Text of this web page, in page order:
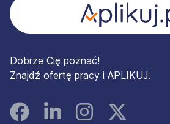
Dobrze Cię poznać!
Znajdź ofertę pracy i APLIKUJ.
FacebookLinked InInstagramInstagram